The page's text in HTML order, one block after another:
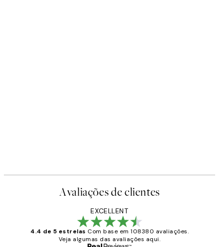
Avaliações de clientes
EXCELLENT
4.4 de 5 estrelas Com base em 108380 avaliações.
Veja algumas das avaliações aqui.